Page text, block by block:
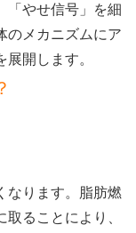
「やせ信号」を細
のメカニズムにア
開します。
なります。脂肪燃
ることにより、